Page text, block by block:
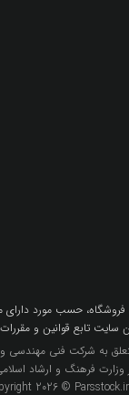
حسب مورد داراي
سايت تابع قوانين و
به شرکت فنی مهندسی و
فرهنگ و ارشاد
2026 © Parsstock.ir